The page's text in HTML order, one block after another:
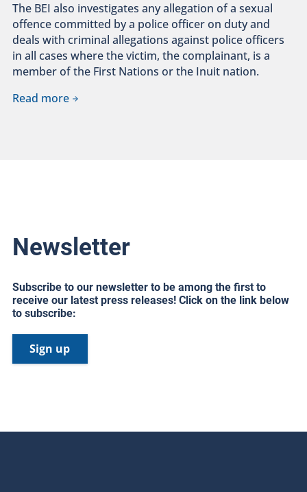
The BEI also investigates any allegation of a sexual
offence committed by a police officer on duty and
deals with criminal allegations against police officers
in all cases where the victim, the complainant, is a
member of the First Nations or the Inuit nation.
Read more
Newsletter
Subscribe to our newsletter to be among the first to
receive our latest press releases! Click on the link below
to subscribe:
Sign up